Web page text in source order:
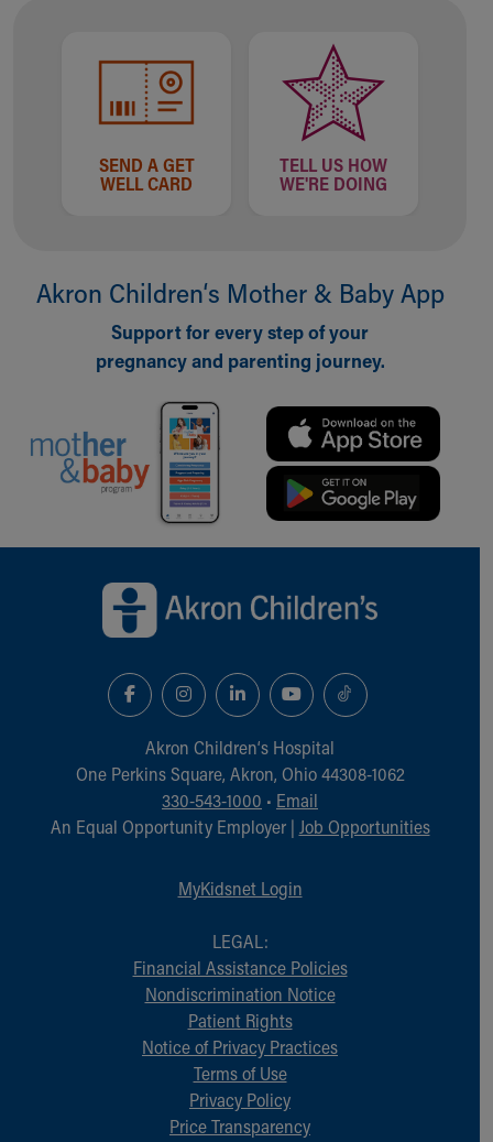
SEND A GET
WELL CARD
TELL US HOW
WE'RE DOING
Akron Children‘s Mother & Baby App
Support for every step of your
pregnancy and parenting journey.
Akron Children‘s Hospital
One Perkins Square, Akron, Ohio 44308-1062
330-543-1000 • Email
An Equal Opportunity Employer | Job Opportunities
MyKidsnet Login
LEGAL:
Financial Assistance Policies
Nondiscrimination Notice
Patient Rights
Notice of Privacy Practices
Terms of Use
Privacy Policy
Price Transparency